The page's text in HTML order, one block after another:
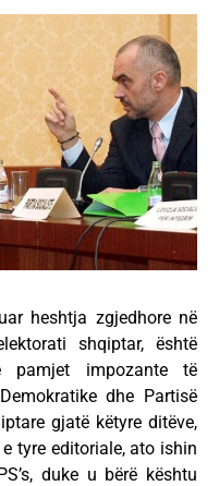
heshtja zgjedhore në
shqiptar, është
pamjet impozante të
dhe Partisë
gjatë këtyre ditëve,
tyre editoriale, ato ishin
duke u bërë kështu